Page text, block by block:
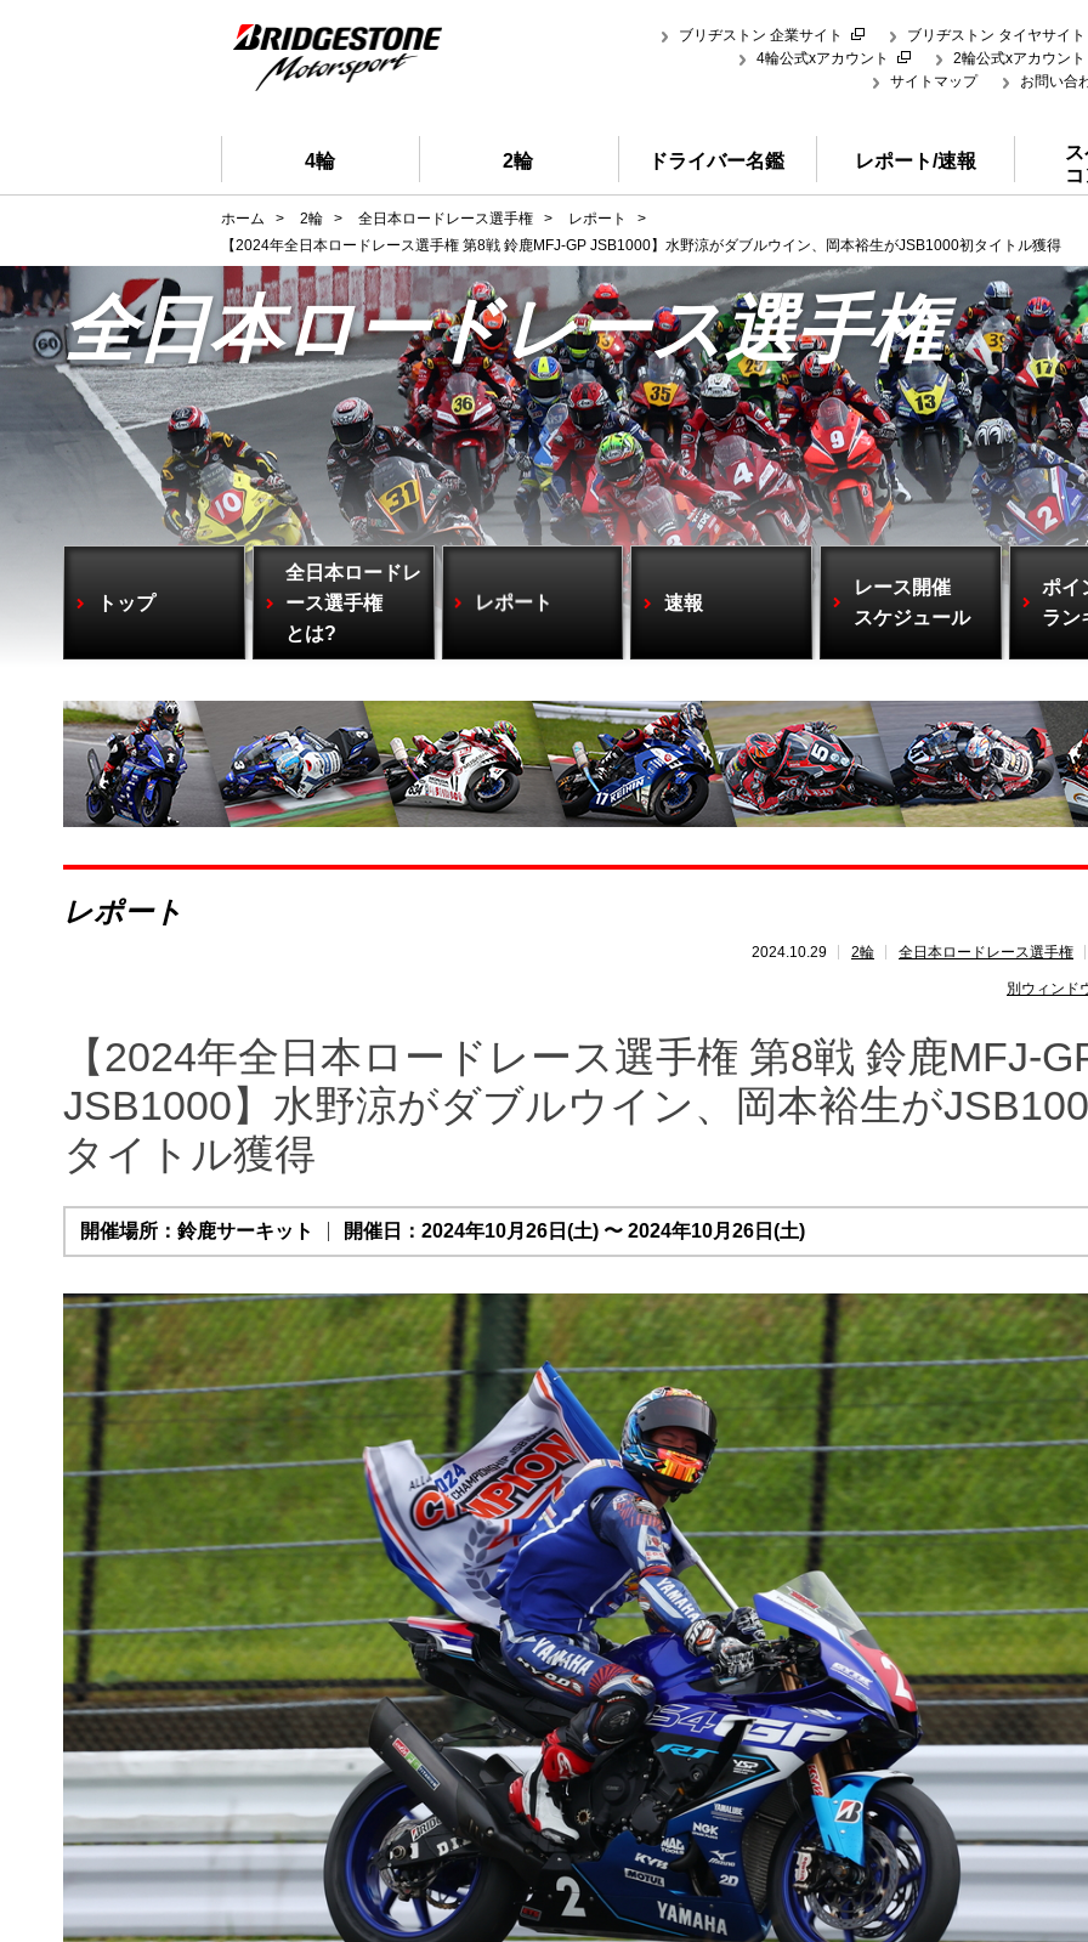
ブリヂストン 企業サイト
ブリヂストン タイヤサイト
4輪公式xアカウント
2輪公式xアカウント
サイトマップ
お問い合
4輪 2輪 ドライバー名鑑 レポート/速報
ホーム > 2輪 > 全日本ロードレース選手権 > レポート
>
【2024年全日本ロードレース選手権 第8戦 鈴鹿MFJ-GP JSB1000】水野涼がダブルウイン、岡本裕生がJSB1000初タイトル獲得
全日本ロードレース選手権
トップ
全日本ロードレ
ース選手権
とは?
レポート 速報
レース開催
スケジュール
ポイ
ラン
レポート
2024.10.29 2輪 全日本ロードレース選手権
別ウィンド
【2024年全日本ロードレース選手権 第8戦 鈴鹿MFJ-
JSB1000】水野涼がダブルウイン、岡本裕生が
タイトル獲得
開催場所：鈴鹿サーキット 開催日：2024年10月26日(土) 〜 2024年10月26日(土)